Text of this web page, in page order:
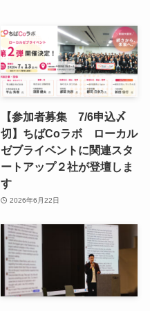
【参加者募集 7/6申込〆
切】ちばCoラボ ローカル
ゼブライベントに関連スタ
ートアップ２社が登壇しま
す
2026年6月22日